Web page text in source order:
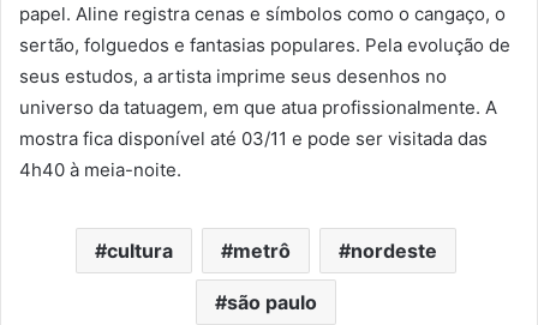
papel. Aline registra cenas e símbolos como o cangaço, o
sertão, folguedos e fantasias populares. Pela evolução de
seus estudos, a artista imprime seus desenhos no
universo da tatuagem, em que atua profissionalmente. A
mostra fica disponível até 03/11 e pode ser visitada das
4h40 à meia-noite.
cultura metrô nordeste
são paulo